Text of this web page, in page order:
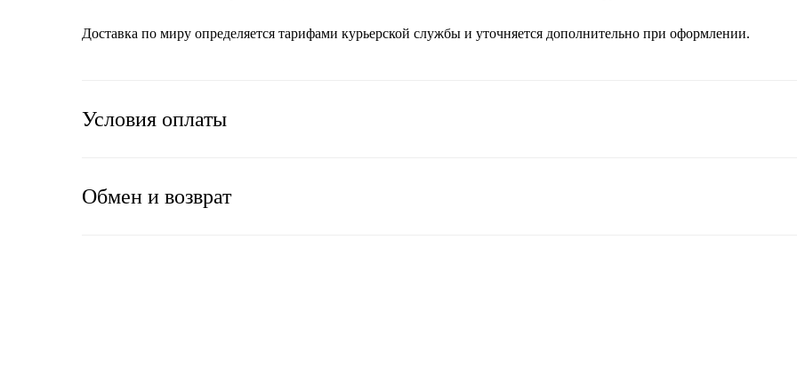
Доставка по миру определяется тарифами курьерской службы и уточняется дополнительно при оформлении.
Условия оплаты
Обмен и возврат